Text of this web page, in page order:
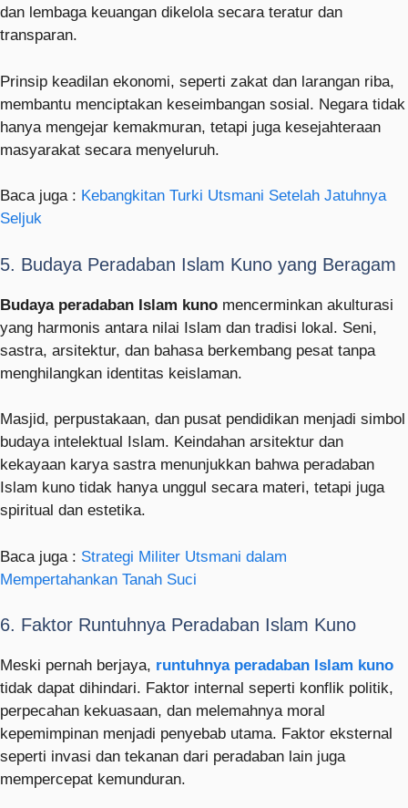
dan lembaga keuangan dikelola secara teratur dan
transparan.
Prinsip keadilan ekonomi, seperti zakat dan larangan riba,
membantu menciptakan keseimbangan sosial. Negara tidak
hanya mengejar kemakmuran, tetapi juga kesejahteraan
masyarakat secara menyeluruh.
Baca juga : Kebangkitan Turki Utsmani Setelah Jatuhnya
Seljuk
5. Budaya Peradaban Islam Kuno yang Beragam
Budaya peradaban Islam kuno mencerminkan akulturasi
yang harmonis antara nilai Islam dan tradisi lokal. Seni,
sastra, arsitektur, dan bahasa berkembang pesat tanpa
menghilangkan identitas keislaman.
Masjid, perpustakaan, dan pusat pendidikan menjadi simbol
budaya intelektual Islam. Keindahan arsitektur dan
kekayaan karya sastra menunjukkan bahwa peradaban
Islam kuno tidak hanya unggul secara materi, tetapi juga
spiritual dan estetika.
Baca juga : Strategi Militer Utsmani dalam
Mempertahankan Tanah Suci
6. Faktor Runtuhnya Peradaban Islam Kuno
Meski pernah berjaya, runtuhnya peradaban Islam kuno
tidak dapat dihindari. Faktor internal seperti konflik politik,
perpecahan kekuasaan, dan melemahnya moral
kepemimpinan menjadi penyebab utama. Faktor eksternal
seperti invasi dan tekanan dari peradaban lain juga
mempercepat kemunduran.